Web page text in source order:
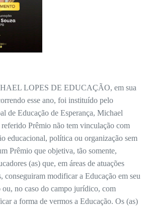
LOPES DE EDUCAÇÃO, em sua
esse ano, foi instituído pelo
de Educação de Esperança, Michael
Prêmio não tem vinculação com
educacional, política ou organização sem
Prêmio que objetiva, tão somente,
(as) que, em áreas de atuações
conseguiram modificar a Educação em seu
no caso do campo jurídico, com
a forma de vermos a Educação. Os (as)